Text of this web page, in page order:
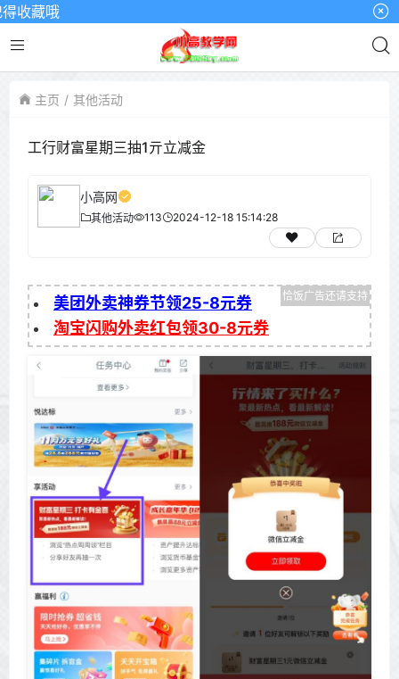
藏哦
主页 其他活动
工行财富星期三抽1亓立减金
小高网
其他活动 113 2024-12-18 15:14:28
美团外卖神券节领25-8元券
淘宝闪购外卖红包领30-8元券